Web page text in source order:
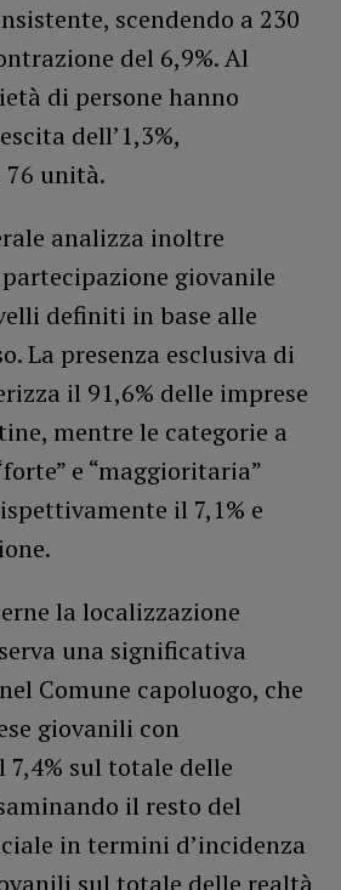
scendendo a 230
del 6,9%. Al
di persone hanno
dell’1,3%,
76 unità.
analizza inoltre
giovanile
definiti in base alle
La presenza esclusiva di
il 91,6% delle imprese
mentre le categorie a
e “maggioritaria”
il 7,1% e
la localizzazione
una significativa
Comune capoluogo, che
giovanili con
7,4% sul totale delle
il resto del
in termini d’incidenza
sul totale delle realtà